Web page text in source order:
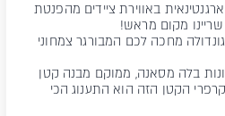
באווירת ציידים מהפנטת
מקום מראש!
מחכה לכם המבורגר צמחוני
מהמלונות בלה מסאנה, ממוקם מבנה קטן
הקטן הזה הוא התענוג הכי